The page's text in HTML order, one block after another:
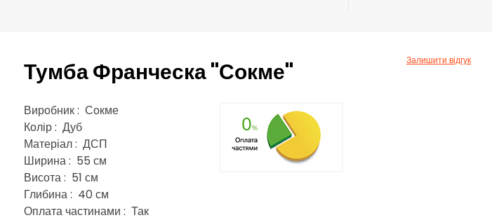
Тумба Франческа "Сокме" Залишити відгук
Виробник : Сокме
Колір : Дуб
Матеріал : ДСП
Ширина : 55 см
Висота : 51 см
Глибина : 40 см
Оплата частинами : Так